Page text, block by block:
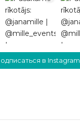
в Instagram